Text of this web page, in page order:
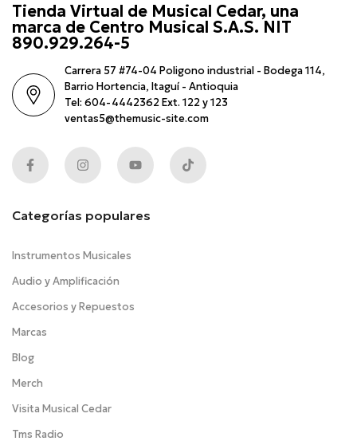
Tienda Virtual de Musical Cedar, una
marca de Centro Musical S.A.S. NIT
890.929.264-5
Carrera 57 #74-04 Poligono industrial - Bodega 114,
Barrio Hortencia, Itaguí - Antioquia
Tel: 604-4442362 Ext. 122 y 123
ventas5@themusic-site.com
Categorías populares
Instrumentos Musicales
Audio y Amplificación
Accesorios y Repuestos
Marcas
Blog
Merch
Visita Musical Cedar
Tms Radio